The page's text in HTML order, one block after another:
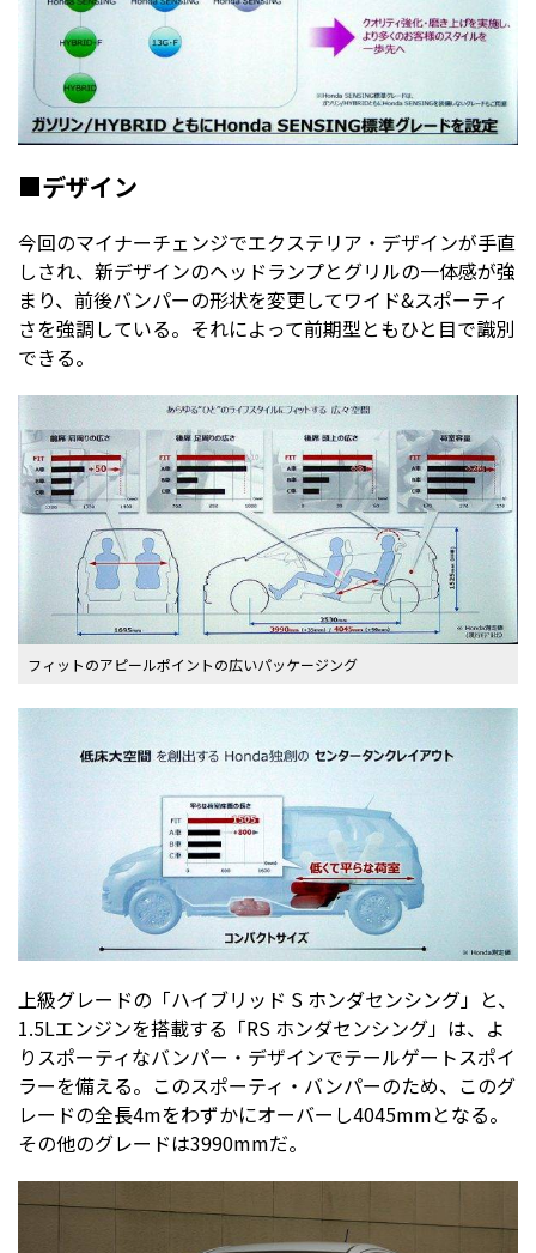
■デザイン
今回のマイナーチェンジでエクステリア・デザインが手直
しされ、新デザインのヘッドランプとグリルの一体感が強
まり、前後バンパーの形状を変更してワイド&スポーティ
さを強調している。それによって前期型ともひと目で識別
できる。
フィットのアピールポイントの広いパッケージング
上級グレードの「ハイブリッド S ホンダセンシング」と、
1.5Lエンジンを搭載する「RS ホンダセンシング」は、よ
りスポーティなバンパー・デザインでテールゲートスポイ
ラーを備える。このスポーティ・バンパーのため、このグ
レードの全長4mをわずかにオーバーし4045mmとなる。
その他のグレードは3990mmだ。